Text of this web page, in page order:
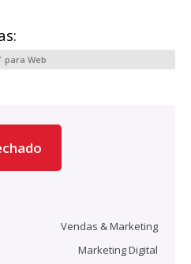
para Web
Vendas & Marketing
Marketing Digital